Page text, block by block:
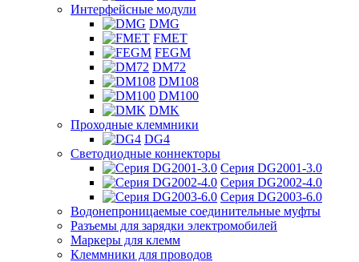
Интерфейсные модули
DMG
FMET
FEGM
DM72
DM108
DM100
DMK
Проходные клеммники
DG4
Светодиодные коннекторы
Серия DG2001-3.0
Серия DG2002-4.0
Серия DG2003-6.0
Водонепроницаемые соединительные муфты
Разъемы для зарядки электромобилей
Маркеры для клемм
Клеммники для проводов